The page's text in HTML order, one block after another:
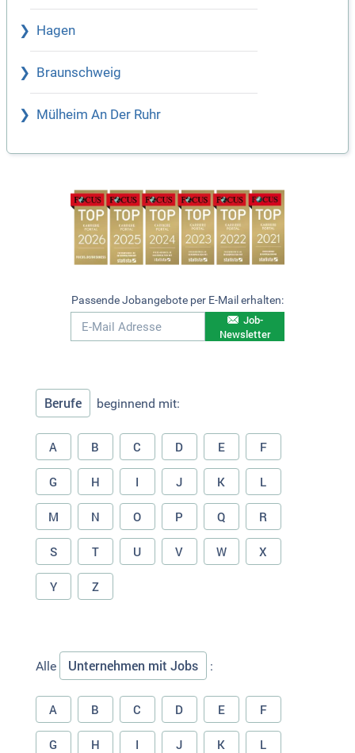
Hagen
Braunschweig
Mülheim An Der Ruhr
Passende Jobangebote per E-Mail erhalten:
Job-
Newsletter
Berufe beginnend mit:
A B C D E F
G H I J K L
M N O P Q R
S T U V W X
Y Z
Alle Unternehmen mit Jobs :
A B C D E F
G H I J K L